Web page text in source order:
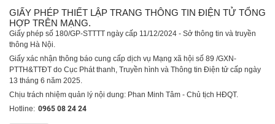
GIẤY PHÉP THIẾT LẬP TRANG THÔNG TIN ĐIỆN TỬ TỔNG
HỢP TRÊN MẠNG.
Giấy phép số 180/GP-STTTT ngày cấp 11/12/2024 - Sở thông tin và truyền
thông Hà Nội.
Giấy xác nhận thông báo cung cấp dịch vụ Mạng xã hội số 89 /GXN-
PTTH&TTĐT do Cục Phát thanh, Truyền hình và Thông tin Điện tử cấp ngày
13 tháng 6 năm 2025.
Chịu trách nhiệm quản lý nội dung: Phan Minh Tâm - Chủ tịch HĐQT.
Hotline: 0965 08 24 24